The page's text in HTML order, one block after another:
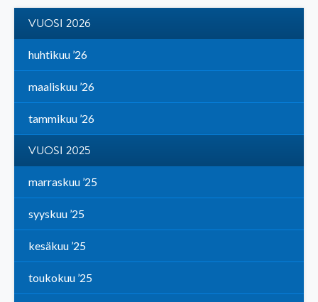
VUOSI 2026
huhtikuu ’26
maaliskuu ’26
tammikuu ’26
VUOSI 2025
marraskuu ’25
syyskuu ’25
kesäkuu ’25
toukokuu ’25